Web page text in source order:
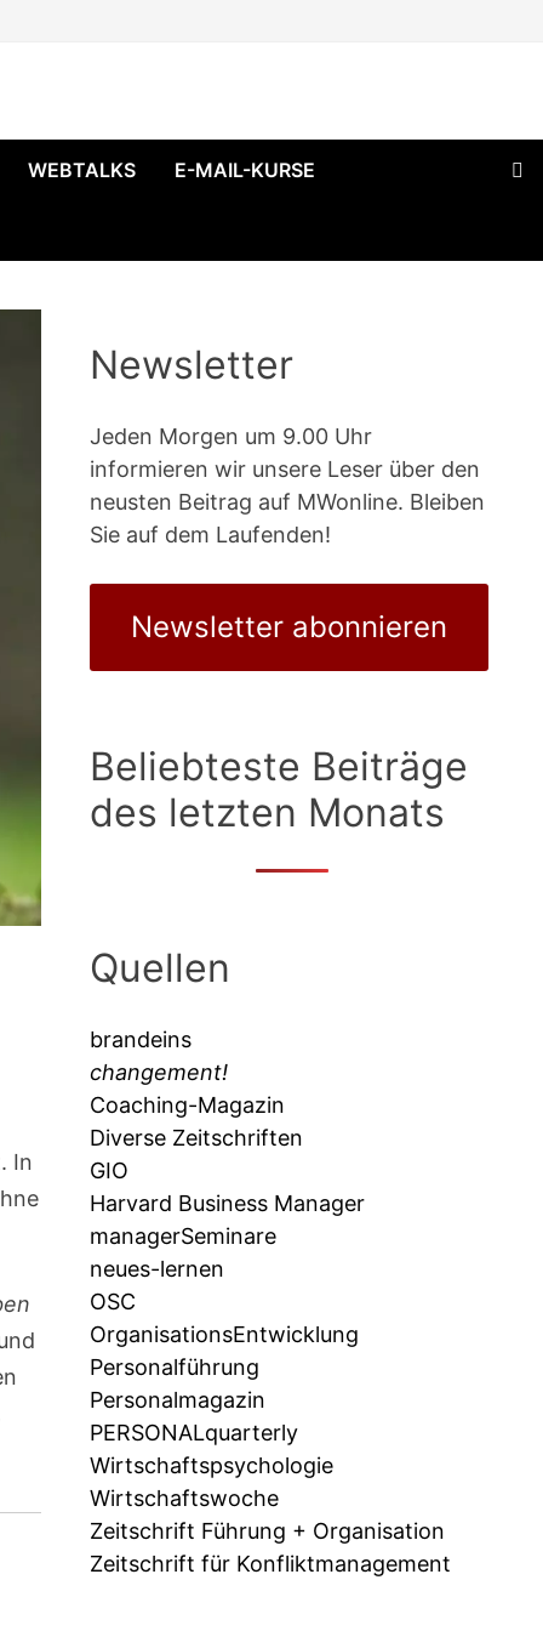
WEBTALKS E-MAIL-KURSE
In
Newsletter
Jeden Morgen um 9.00 Uhr
informieren wir unsere Leser über den
neusten Beitrag auf MWonline. Bleiben
Sie auf dem Laufenden!
Newsletter abonnieren
Beliebteste Beiträge
des letzten Monats
Quellen
brandeins
changement!
Coaching-Magazin
Diverse Zeitschriften
GIO
Harvard Business Manager
managerSeminare
neues-lernen
OSC
OrganisationsEntwicklung
Personalführung
Personalmagazin
PERSONALquarterly
Wirtschaftspsychologie
Wirtschaftswoche
Zeitschrift Führung + Organisation
Zeitschrift für Konfliktmanagement